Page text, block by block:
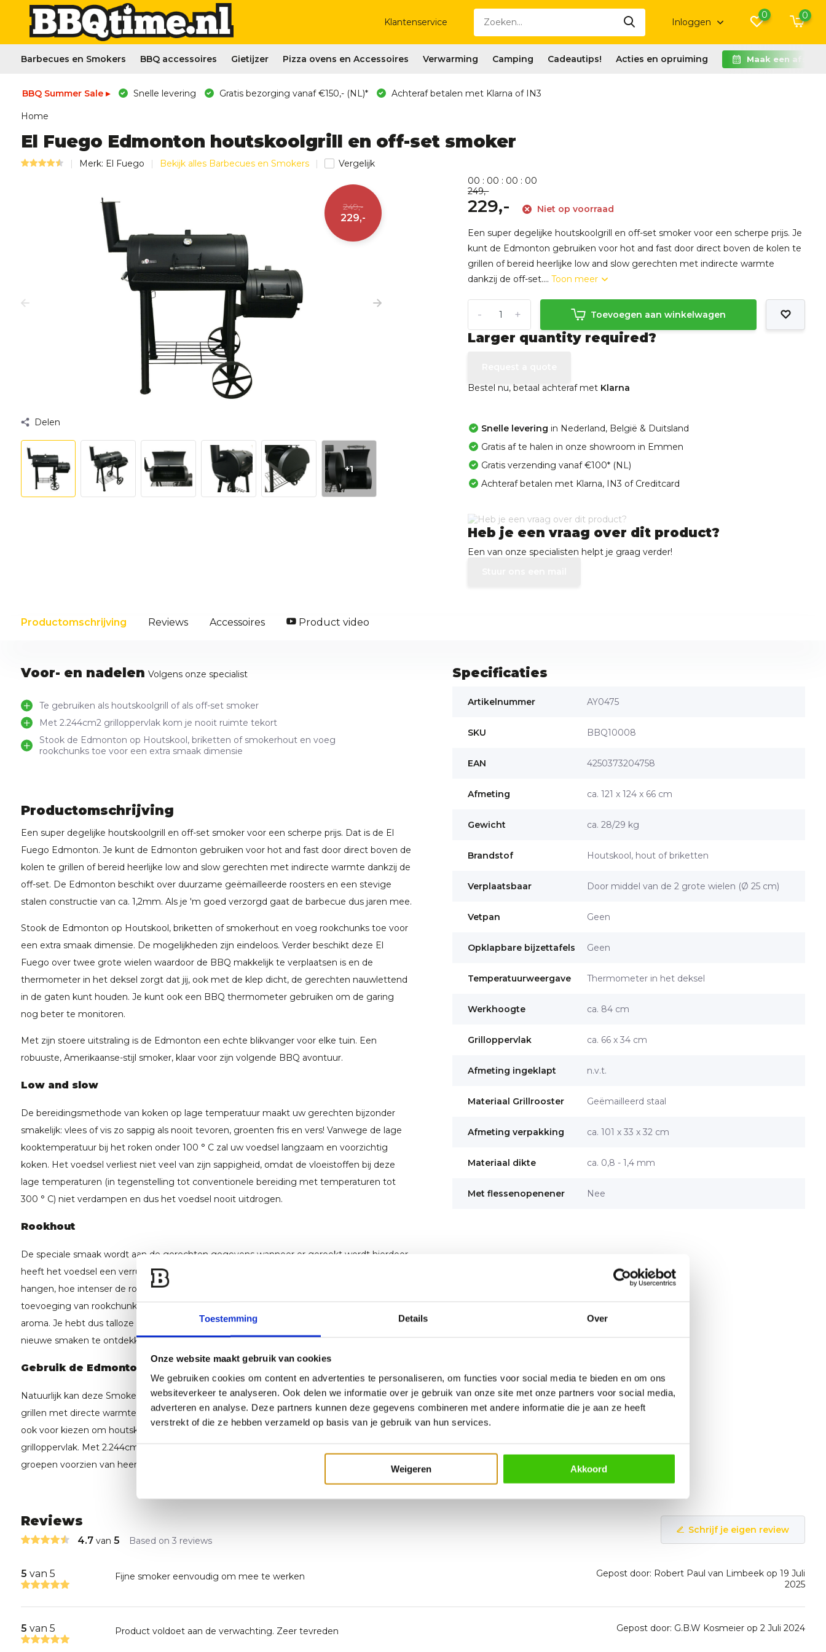
Toestemming Details Over
Onze website maakt gebruik van cookies
We gebruiken cookies om content en advertenties te personaliseren, om functies voor social media te bieden en om ons
websiteverkeer te analyseren. Ook delen we informatie over je gebruik van onze site met onze partners voor social media,
adverteren en analyse. Deze partners kunnen deze gegevens combineren met andere informatie die je aan ze heeft
verstrekt of die ze hebben verzameld op basis van je gebruik van hun services.
Weigeren Akkoord
Klantenservice Inloggen
0 0
Barbecues en Smokers BBQ accessoires Gietijzer Pizza ovens en Accessoires Verwarming Camping Cadeautips! Acties en opruiming Maak een
BBQ Summer Sale ▸ Snelle levering Gratis bezorging vanaf €150,- (NL)* Achteraf betalen met Klarna of IN3
Home
El Fuego Edmonton houtskoolgrill en off-set smoker
Merk: El Fuego Bekijk alles Barbecues en Smokers Vergelijk
249,-
229,-
Delen
+1
00 : 00 : 00 : 00
249,-
229,- Niet op voorraad
Een super degelijke houtskoolgrill en off-set smoker voor een scherpe prijs. Je
kunt de Edmonton gebruiken voor hot and fast door direct boven de kolen te
grillen of bereid heerlijke low and slow gerechten met indirecte warmte
dankzij de off-set....Toon meer
+
- Toevoegen aan winkelwagen
Larger quantity required?
Bestel nu, betaal achteraf met Klarna
Snelle levering in Nederland, België & Duitsland
Gratis af te halen in onze showroom in Emmen
Gratis verzending vanaf €100* (NL)
Achteraf betalen met Klarna, IN3 of Creditcard
Heb je een vraag over dit product?
Een van onze specialisten helpt je graag verder!
Productomschrijving Reviews Accessoires Product video
Voor- en nadelen Volgens onze specialist
Te gebruiken als houtskoolgrill of als off-set smoker
Met 2.244cm2 grilloppervlak kom je nooit ruimte tekort
Stook de Edmonton op Houtskool, briketten of smokerhout en voeg
rookchunks toe voor een extra smaak dimensie
Productomschrijving
Een super degelijke houtskoolgrill en off-set smoker voor een scherpe prijs. Dat is de El
Fuego Edmonton. Je kunt de Edmonton gebruiken voor hot and fast door direct boven de
kolen te grillen of bereid heerlijke low and slow gerechten met indirecte warmte dankzij de
off-set. De Edmonton beschikt over duurzame geëmailleerde roosters en een stevige
stalen constructie van ca. 1,2mm. Als je 'm goed verzorgd gaat de barbecue dus jaren mee.
Stook de Edmonton op Houtskool, briketten of smokerhout en voeg rookchunks toe voor
een extra smaak dimensie. De mogelijkheden zijn eindeloos. Verder beschikt deze El
Fuego over twee grote wielen waardoor de BBQ makkelijk te verplaatsen is en de
thermometer in het deksel zorgt dat jij, ook met de klep dicht, de gerechten nauwlettend
in de gaten kunt houden. Je kunt ook een BBQ thermometer gebruiken om de garing
nog beter te monitoren.
Met zijn stoere uitstraling is de Edmonton een echte blikvanger voor elke tuin. Een
robuuste, Amerikaanse-stijl smoker, klaar voor zijn volgende BBQ avontuur.
Low and slow
De bereidingsmethode van koken op lage temperatuur maakt uw gerechten bijzonder
smakelijk: vlees of vis zo sappig als nooit tevoren, groenten fris en vers! Vanwege de lage
kooktemperatuur bij het roken onder 100 ° C zal uw voedsel langzaam en voorzichtig
koken. Het voedsel verliest niet veel van zijn sappigheid, omdat de vloeistoffen bij deze
lage temperaturen (in tegenstelling tot conventionele bereiding met temperaturen tot
300 ° C) niet verdampen en dus het voedsel nooit uitdrogen.
Rookhout
De speciale smaak wordt aan de gerechten gegevens wanneer er gerookt wordt hierdoor
heeft het voedsel een verrukkelijke rooksmaak. Hoe langer het voedsel op de grill blijft
hangen, hoe intenser de rooksmaak. Bovendien kan het aroma worden verbeterd door de
toevoeging van rookchunks. Kies bijvoorbeeld voor Kers of eik voor een heerlijke smaak en
aroma. Je hebt dus talloze mogelijkheden om jouw individuele smaak te bereiken of om
nieuwe smaken te ontdekken.
Gebruik de Edmonton als Houtskoolgrill of als off-set smoker
Natuurlijk kan deze Smoker ook worden gebruikt als een conventionele barbecue voor het
grillen met directe warmte. Je kunt natuurlijk direct grillen in de vuurkamer, maar je kunt er
ook voor kiezen om houtskool te plaatsen onder het grote rooster voor nog meer
grilloppervlak. Met 2.244cm2 kom je nooit ruimte tekort. Zo kun je met gemak grote
groepen voorzien van heerlijke BBQ gerechten.
Specificaties
Artikelnummer AY0475
SKU BBQ10008
EAN 4250373204758
Afmeting ca. 121 x 124 x 66 cm
Gewicht ca. 28/29 kg
Brandstof Houtskool, hout of briketten
Verplaatsbaar Door middel van de 2 grote wielen (Ø 25 cm)
Vetpan Geen
Opklapbare bijzettafels Geen
Temperatuurweergave Thermometer in het deksel
Werkhoogte ca. 84 cm
Grilloppervlak ca. 66 x 34 cm
Afmeting ingeklapt n.v.t.
Materiaal Grillrooster Geëmailleerd staal
Afmeting verpakking ca. 101 x 33 x 32 cm
Materiaal dikte ca. 0,8 - 1,4 mm
Met flessenopenener Nee
Reviews
4.7van 5 Based on 3 reviews
Schrijf je eigen review
5 van 5 Fijne smoker eenvoudig om mee te werken
Gepost door: Robert Paul van Limbeek op 19 Juli
2025
5 van 5 Product voldoet aan de verwachting. Zeer tevreden Gepost door: G.B.W Kosmeier op 2 Juli 2024